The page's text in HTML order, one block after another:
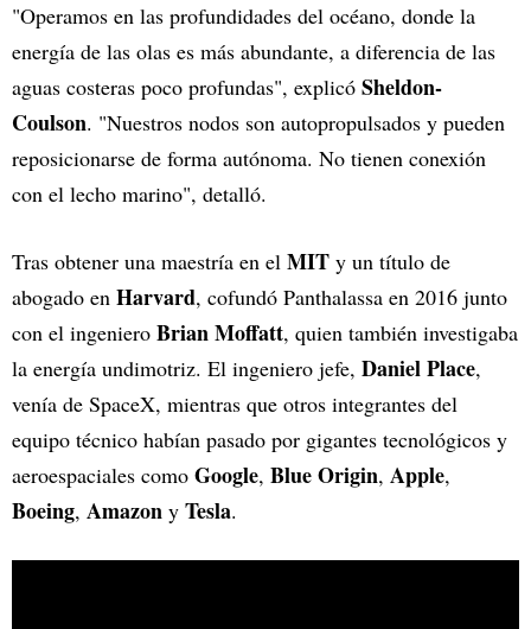
"Operamos en las profundidades del océano, donde la
energía de las olas es más abundante, a diferencia de las
aguas costeras poco profundas", explicó Sheldon-
Coulson. "Nuestros nodos son autopropulsados y pueden
reposicionarse de forma autónoma. No tienen conexión
con el lecho marino", detalló.
Tras obtener una maestría en el MIT y un título de
abogado en Harvard, cofundó Panthalassa en 2016 junto
con el ingeniero Brian Moffatt, quien también investigaba
la energía undimotriz. El ingeniero jefe, Daniel Place,
venía de SpaceX, mientras que otros integrantes del
equipo técnico habían pasado por gigantes tecnológicos y
aeroespaciales como Google, Blue Origin, Apple,
Boeing, Amazon y Tesla.